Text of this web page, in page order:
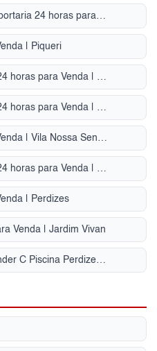
Condomínio Fechado com portaria 24 horas para Venda | Jardim Rio das Pedras
| Piqueri
Apartamento com portaria 24 horas para Venda | Vila Madalena
Apartamento com portaria 24 horas para Venda | Jardim Maristela
Sobrado com quintal para Venda | Vila Nossa Senhora do Retiro
Apartamento com portaria 24 horas para Venda | Jardim Bonfiglioli
| Perdizes
Venda | Jardim Vivan
Condomínio Fechado P Vender C Piscina Perdizes - SP